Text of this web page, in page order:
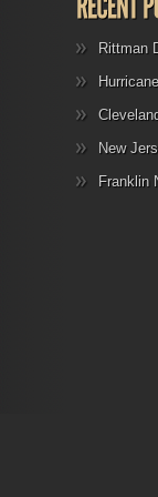
Rittman
New
Franklin